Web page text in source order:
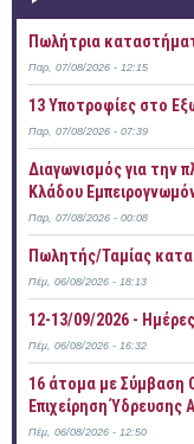
Πωλήτρια
Παρ, 07/08/2026 - 12:15
13 Υποτροφίες στο
Παρ, 07/08/2026 - 07:39
Διαγωνισμός για την
Κλάδου
Παρ, 07/08/2026 - 00:08
Πωλητής/Ταμίας
Πέμ, 06/08/2026 - 18:13
12-13/09/2026 -
Πέμ, 06/08/2026 - 16:32
16 άτομα με Σύμβαση
Επιχείρηση
Πέμ, 06/08/2026 - 12:50